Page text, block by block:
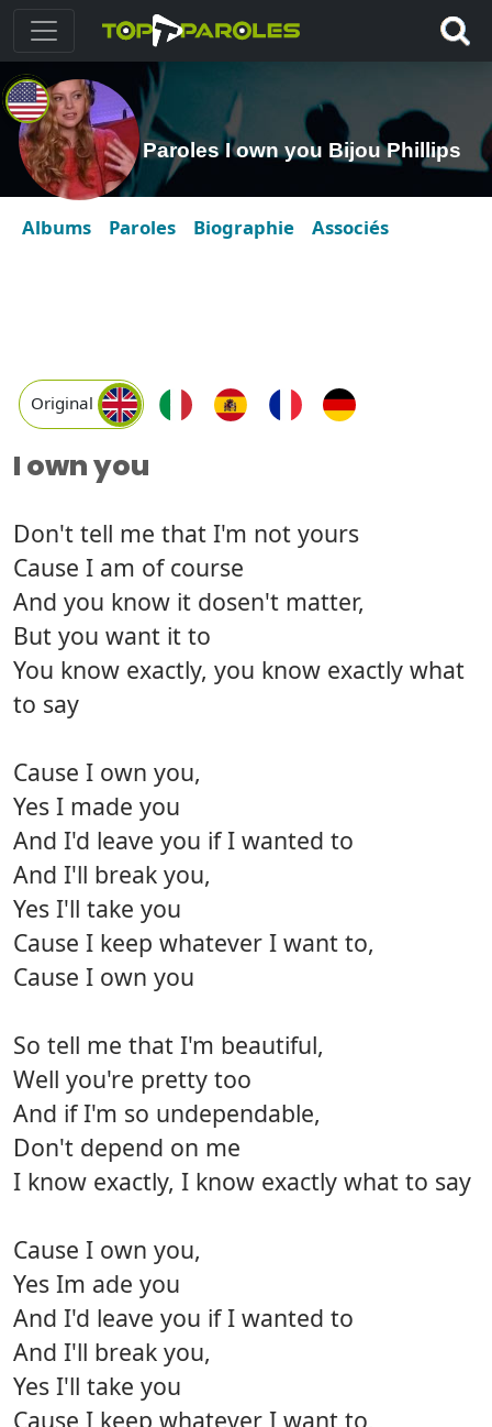
Paroles I own you Bijou Phillips
Albums Paroles Biographie Associés
Original
I own you
Don't tell me that I'm not yours
Cause I am of course
And you know it dosen't matter,
But you want it to
You know exactly, you know exactly what
to say
Cause I own you,
Yes I made you
And I'd leave you if I wanted to
And I'll break you,
Yes I'll take you
Cause I keep whatever I want to,
Cause I own you
So tell me that I'm beautiful,
Well you're pretty too
And if I'm so undependable,
Don't depend on me
I know exactly, I know exactly what to say
Cause I own you,
Yes Im ade you
And I'd leave you if I wanted to
And I'll break you,
Yes I'll take you
Cause I keep whatever I want to,